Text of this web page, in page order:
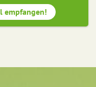
empfangen!